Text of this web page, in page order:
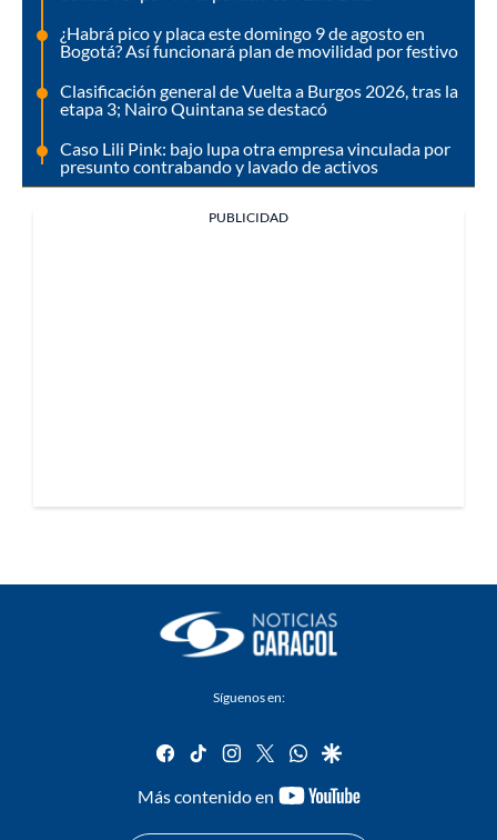
¿Habrá pico y placa este domingo 9 de agosto en
Bogotá? Así funcionará plan de movilidad por festivo
Clasificación general de Vuelta a Burgos 2026, tras la
etapa 3; Nairo Quintana se destacó
Caso Lili Pink: bajo lupa otra empresa vinculada por
presunto contrabando y lavado de activos
PUBLICIDAD
Síguenos en:
facebook
tiktok instagram
twitterwhatsapp
google
Más contenido en
youtube-